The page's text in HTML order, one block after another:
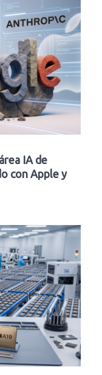
IA de
con Apple y